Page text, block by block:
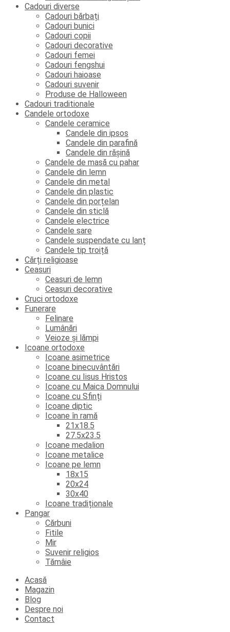
Cadouri diverse
Cadouri bărbați
Cadouri bunici
Cadouri copii
Cadouri decorative
Cadouri femei
Cadouri fengshui
Cadouri haioase
Cadouri suvenir
Produse de Halloween
Cadouri traditionale
Candele ortodoxe
Candele ceramice
Candele din ipsos
Candele din parafină
Candele din rășină
Candele de masă cu pahar
Candele din lemn
Candele din metal
Candele din plastic
Candele din porțelan
Candele din sticlă
Candele electrice
Candele sare
Candele suspendate cu lanț
Candele tip troiță
Cărți religioase
Ceasuri
Ceasuri de lemn
Ceasuri decorative
Cruci ortodoxe
Funerare
Felinare
Lumânări
Veioze și lămpi
Icoane ortodoxe
Icoane asimetrice
Icoane binecuvântări
Icoane cu Iisus Hristos
Icoane cu Maica Domnului
Icoane cu Sfinți
Icoane diptic
Icoane în ramă
21x18.5
27.5x23.5
Icoane medalion
Icoane metalice
Icoane pe lemn
18x15
20x24
30x40
Icoane tradiționale
Pangar
Cărbuni
Fitile
Mir
Suvenir religios
Tămâie
Skip
content
Acasă
Magazin
Blog
Despre noi
Contact